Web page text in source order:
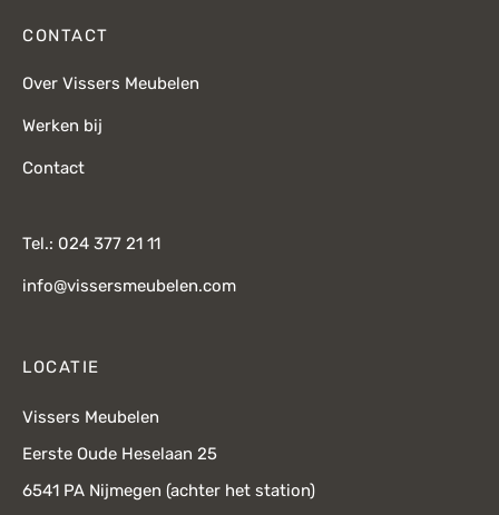
CONTACT
Over Vissers Meubelen
Werken bij
Contact
Tel.: 024 377 21 11
info@vissersmeubelen.com
LOCATIE
Vissers Meubelen
Eerste Oude Heselaan 25
6541 PA Nijmegen (achter het station)